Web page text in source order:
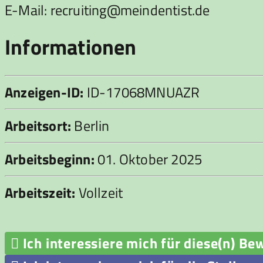
E-Mail: recruiting@meindentist.de
Informationen
Anzeigen-ID: ID-17068MNUAZR
Arbeitsort: Berlin
Arbeitsbeginn:01. Oktober 2025
Arbeitszeit:Vollzeit
 Ich interessiere mich für diese(n)